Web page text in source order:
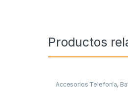
Productos
Accesorios Telefonía,